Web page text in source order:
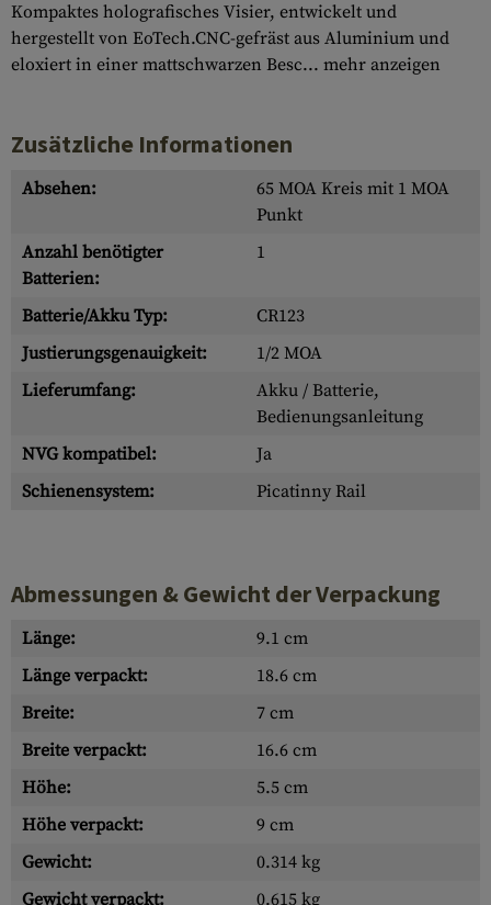
Kompaktes holografisches Visier, entwickelt und
hergestellt von EoTech.CNC-gefräst aus Aluminium und
eloxiert in einer mattschwarzen Besc... mehr anzeigen
Zusätzliche Informationen
Absehen:
65 MOA Kreis mit 1 MOA
Punkt
Anzahl benötigter
Batterien:
1
Batterie/Akku Typ:
CR123
Justierungsgenauigkeit:
1/2 MOA
Lieferumfang:
Akku / Batterie,
Bedienungsanleitung
NVG kompatibel:
Ja
Schienensystem:
Picatinny Rail
Abmessungen & Gewicht der Verpackung
Länge:
9.1 cm
Länge verpackt:
18.6 cm
Breite:
7 cm
Breite verpackt:
16.6 cm
Höhe:
5.5 cm
Höhe verpackt:
9 cm
Gewicht:
0.314 kg
Gewicht verpackt:
0.615 kg